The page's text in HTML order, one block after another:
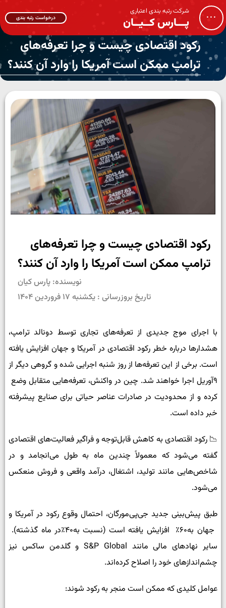
... شرکت رتبه بندی اعتباری
پـــارس کــیــان درخواست رتبه بندی
رکود اقتصادی چیست و چرا تعرفه‌های
ترامپ ممکن است آمریکا را وارد آن کنند؟
رکود اقتصادی چیست و چرا تعرفه‌های
ترامپ ممکن است آمریکا را وارد آن کنند؟
نویسنده: پارس کیان
تاریخ بروزرسانی : یکشنبه ۱۷ فروردین ۱۴۰۴
با اجرای موج جدیدی از تعرفه‌های تجاری توسط دونالد ترامپ،
هشدارها درباره خطر رکود اقتصادی در آمریکا و جهان افزایش یافته
است. برخی از این تعرفه‌ها از روز شنبه اجرایی شده و گروهی دیگر از
۹
کرده و از محدودیت در صادرات عناصر حیاتی برای صنایع پیشرفته
خبر داده است.
📉 رکود اقتصادی به کاهش قابل‌توجه و فراگیر فعالیت‌های اقتصادی
گفته می‌شود که معمولاً چندین ماه به طول می‌انجامد و در
شاخص‌هایی مانند تولید، اشتغال، درآمد واقعی و فروش منعکس
می‌شود.
طبق پیش‌بینی جدید جی‌پی‌مورگان، احتمال وقوع رکود در آمریکا و
۶۰٪ ۴۰٪
سایر نهادهای مالی مانند S&P Global و گلدمن ساکس نیز
چشم‌اندازهای خود را اصلاح کرده‌اند.
عوامل کلیدی که ممکن است منجر به رکود شوند: